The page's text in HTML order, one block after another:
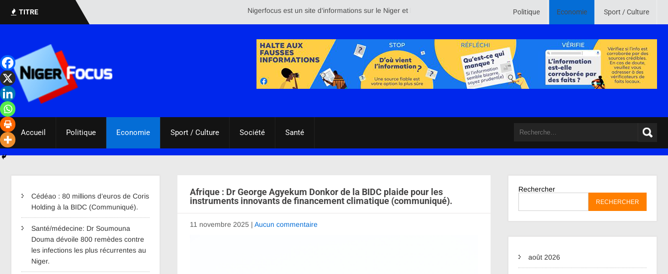
TITRE Nigerfocus est un site d’informations sur le Niger et le reste du monde. Son credo est de mettre en ligne des informations crédibles ,
Politique Economie Sport / Culture
Accueil Politique Economie Sport / Culture Société Santé
Cédéao : 80 millions d’euros de Coris
Holding à la BIDC (Communiqué).
Santé/médecine: Dr Soumouna
Douma dévoile 800 remèdes contre
les infections les plus récurrentes au
Niger.
Afrique : Dr George Agyekum Donkor de la BIDC plaide pour les
instruments innovants de financement climatique (communiqué).
11 novembre 2025 | Aucun commentaire
Rechercher
RECHERCHER
août 2026